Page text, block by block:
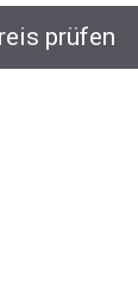
prüfen